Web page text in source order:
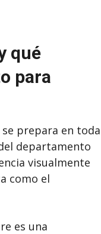
qué
para
prepara en toda
departamento
visualmente
como el
es una